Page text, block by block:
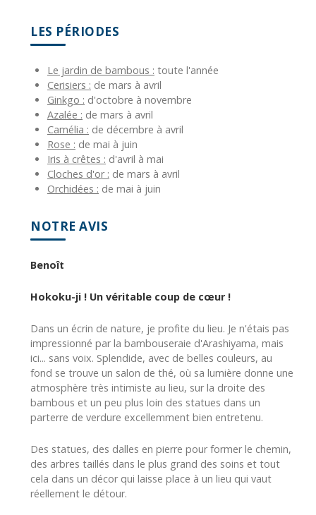
LES PÉRIODES
Le jardin de bambous : toute l'année
Cerisiers : de mars à avril
Ginkgo : d'octobre à novembre
Azalée : de mars à avril
Camélia : de décembre à avril
Rose : de mai à juin
Iris à crêtes : d'avril à mai
Cloches d'or : de mars à avril
Orchidées : de mai à juin
NOTRE AVIS
Benoît
Hokoku-ji ! Un véritable coup de cœur !
Dans un écrin de nature, je profite du lieu. Je n'étais pas
impressionné par la bambouseraie d'Arashiyama, mais
ici... sans voix. Splendide, avec de belles couleurs, au
fond se trouve un salon de thé, où sa lumière donne une
atmosphère très intimiste au lieu, sur la droite des
bambous et un peu plus loin des statues dans un
parterre de verdure excellemment bien entretenu.
Des statues, des dalles en pierre pour former le chemin,
des arbres taillés dans le plus grand des soins et tout
cela dans un décor qui laisse place à un lieu qui vaut
réellement le détour.